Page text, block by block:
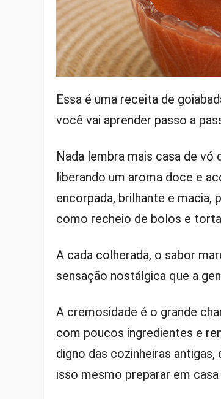
Essa é uma receita de
você vai aprender passo a
Nada lembra mais casa de
liberando um aroma doce e
encorpada, brilhante e
como recheio de bolos e
A cada colherada, o sabor
sensação nostálgica que a
A cremosidade é o grande
com poucos ingredientes e
digno das cozinheiras
isso mesmo preparar em